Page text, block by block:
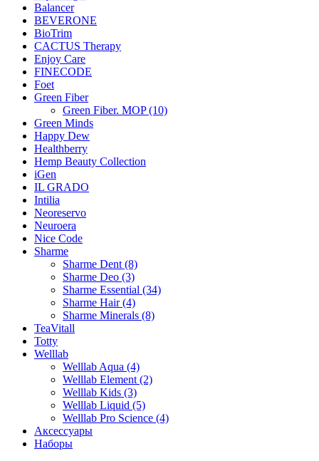
Balancer
BEVERONE
BioTrim
CACTUS Therapy
Enjoy Care
FINECODE
Foet
Green Fiber
Green Fiber. MOP (10)
Green Minds
Happy Dew
Healthberry
Hemp Beauty Collection
iGen
IL GRADO
Intilia
Neoreservo
Neuroera
Nice Code
Sharme
Sharme Dent (8)
Sharme Deo (3)
Sharme Essential (34)
Sharme Hair (4)
Sharme Minerals (8)
TeaVitall
Totty
Welllab
Welllab Aqua (4)
Welllab Element (2)
Welllab Kids (3)
Welllab Liquid (5)
Welllab Pro Science (4)
Аксессуары
Наборы